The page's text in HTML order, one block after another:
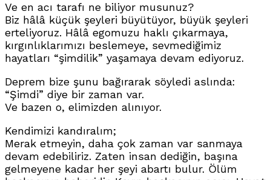
Ve en acı tarafı ne biliyor musunuz?
Biz hâlâ küçük şeyleri büyütüyor, büyük şeyleri
erteliyoruz. Hâlâ egomuzu haklı çıkarmaya,
kırgınlıklarımızı beslemeye, sevmediğimiz
hayatları “şimdilik” yaşamaya devam ediyoruz.
Deprem bize şunu bağırarak söyledi aslında:
“Şimdi” diye bir zaman var.
Ve bazen o, elimizden alınıyor.
Kendimizi kandıralım;
Merak etmeyin, daha çok zaman var sanmaya
devam edebiliriz. Zaten insan dediğin, başına
gelmeyene kadar her şeyi abartı bulur. Ölüm